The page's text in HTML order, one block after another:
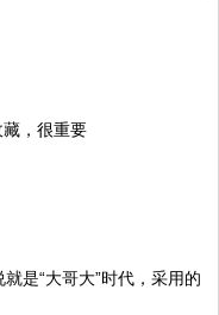
就是“大哥大”时代，采用的